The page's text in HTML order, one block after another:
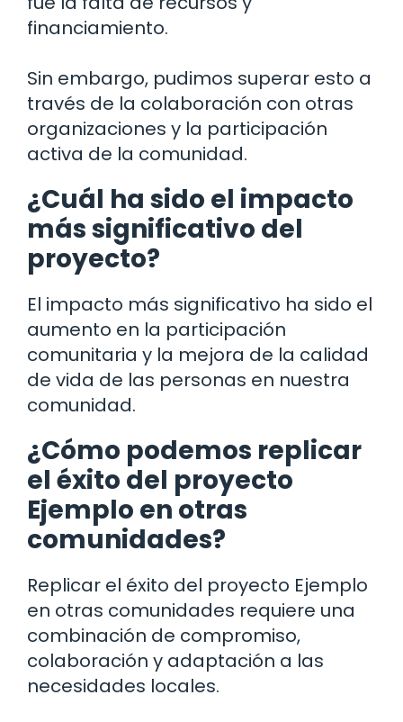
financiamiento.
Sin embargo, pudimos superar esto a
través de la colaboración con otras
organizaciones y la participación
activa de la comunidad.
¿Cuál ha sido el impacto
más significativo del
proyecto?
El impacto más significativo ha sido el
aumento en la participación
comunitaria y la mejora de la calidad
de vida de las personas en nuestra
comunidad.
¿Cómo podemos replicar
el éxito del proyecto
Ejemplo en otras
comunidades?
Replicar el éxito del proyecto Ejemplo
en otras comunidades requiere una
combinación de compromiso,
colaboración y adaptación a las
necesidades locales.